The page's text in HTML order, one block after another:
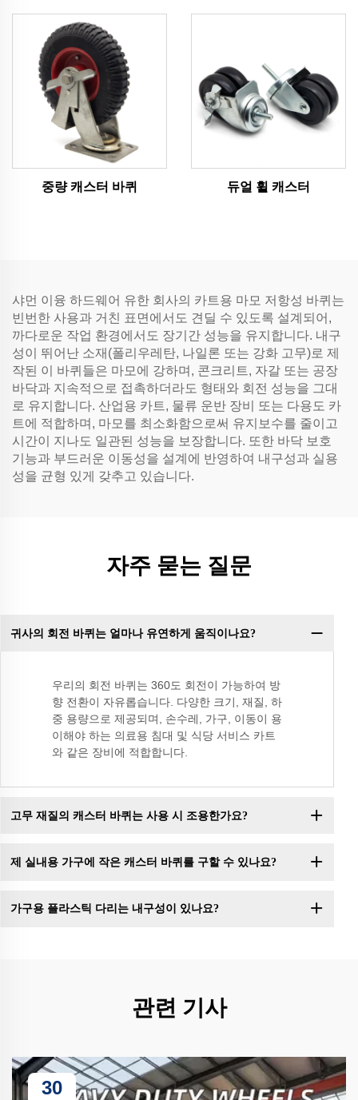
중량 캐스터 바퀴 듀얼 휠 캐스터
샤먼 이융 하드웨어 유한 회사의 카트용 마모 저항성 바퀴는
빈번한 사용과 거친 표면에서도 견딜 수 있도록 설계되어,
까다로운 작업 환경에서도 장기간 성능을 유지합니다. 내구
성이 뛰어난 소재(폴리우레탄, 나일론 또는 강화 고무)로 제
작된 이 바퀴들은 마모에 강하며, 콘크리트, 자갈 또는 공장
바닥과 지속적으로 접촉하더라도 형태와 회전 성능을 그대
로 유지합니다. 산업용 카트, 물류 운반 장비 또는 다용도 카
트에 적합하며, 마모를 최소화함으로써 유지보수를 줄이고
시간이 지나도 일관된 성능을 보장합니다. 또한 바닥 보호
기능과 부드러운 이동성을 설계에 반영하여 내구성과 실용
성을 균형 있게 갖추고 있습니다.
자주 묻는 질문
귀사의 회전 바퀴는 얼마나 유연하게 움직이나요?
우리의 회전 바퀴는 360도 회전이 가능하여 방
향 전환이 자유롭습니다. 다양한 크기, 재질, 하
중 용량으로 제공되며, 손수레, 가구, 이동이 용
이해야 하는 의료용 침대 및 식당 서비스 카트
와 같은 장비에 적합합니다.
고무 재질의 캐스터 바퀴는 사용 시 조용한가요?
제 실내용 가구에 작은 캐스터 바퀴를 구할 수 있나요?
가구용 플라스틱 다리는 내구성이 있나요?
관련 기사
30